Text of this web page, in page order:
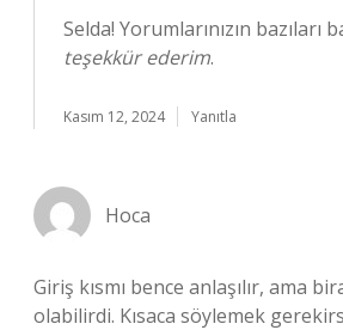
Selda! Yorumlarınızın bazıları
teşekkür ederim.
Kasım 12, 2024 Yanıtla
Hoca
Giriş kısmı bence anlaşılır, ama
olabilirdi. Kısaca söylemek